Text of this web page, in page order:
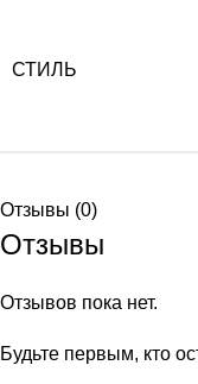
СТИЛЬ
Отзывы (0)
Отзывы
Отзывов пока нет.
Будьте первым, кто